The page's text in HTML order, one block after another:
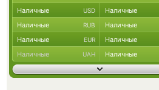
Наличные USD Наличные
Наличные RUB Наличные
Наличные EUR Наличные
Наличные UAH Наличные